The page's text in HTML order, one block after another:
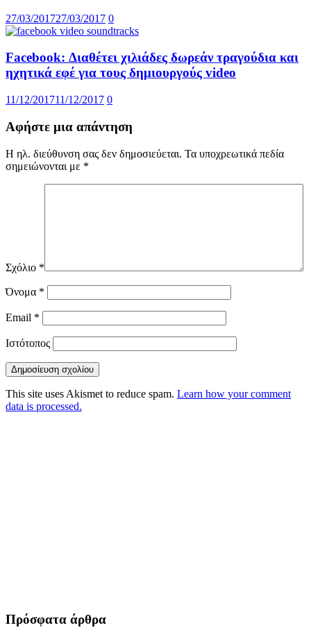
27/03/201727/03/2017 0
Facebook: Διαθέτει χιλιάδες δωρεάν τραγούδια και
ηχητικά εφέ για τους δημιουργούς video
11/12/201711/12/2017 0
Αφήστε μια απάντηση
Η ηλ. διεύθυνση σας δεν δημοσιεύεται. Τα υποχρεωτικά πεδία
σημειώνονται με *
Σχόλιο *
Όνομα *
Email *
Ιστότοπος
This site uses Akismet to reduce spam. Learn how your comment
data is processed.
Πρόσφατα άρθρα